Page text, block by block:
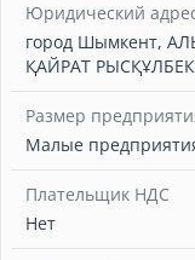
Юридический
город Шымкент,
ҚАЙРАТ
Размер
Малые
Плательщик НДС
Нет